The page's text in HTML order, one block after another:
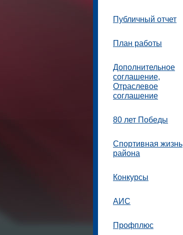
Публичный отчет
План работы
Дополнительное
соглашение,
Отраслевое
соглашение
80 лет Победы
Спортивная жизнь
района
Конкурсы
АИС
Профплюс